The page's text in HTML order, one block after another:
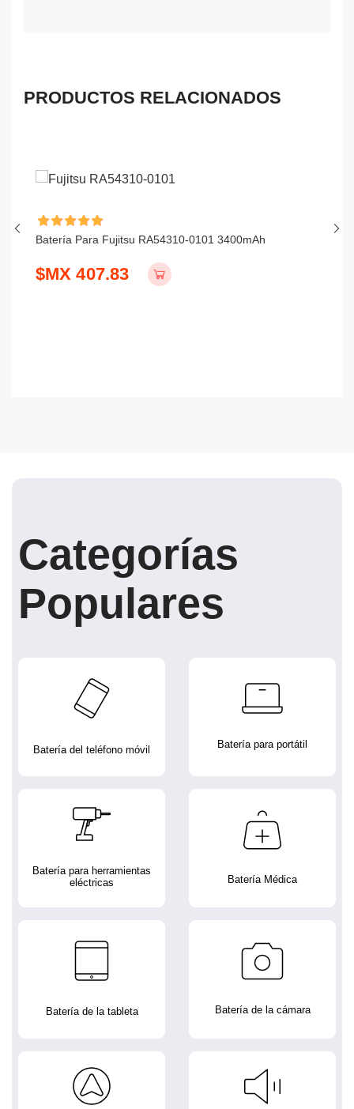
PRODUCTOS RELACIONADOS
Batería Para Fujitsu RA54310-0101 3400mAh
$MX 407.83
Categorías
Populares
Batería del teléfono móvil Batería para portátil
Batería para herramientas
eléctricas
Batería Médica
Batería de la tableta Batería de la cámara